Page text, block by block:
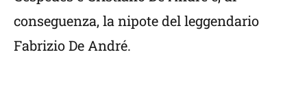
conseguenza, la nipote del leggendario
Fabrizio De André.